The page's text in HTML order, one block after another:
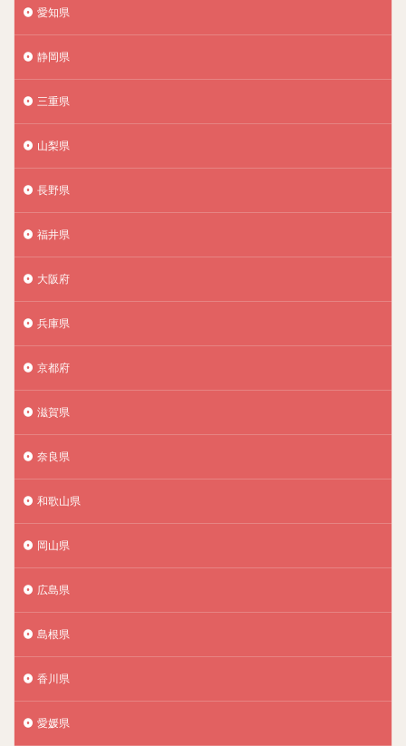
愛知県
静岡県
三重県
山梨県
長野県
福井県
大阪府
兵庫県
京都府
滋賀県
奈良県
和歌山県
岡山県
広島県
島根県
香川県
愛媛県